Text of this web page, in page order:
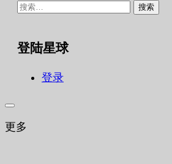
搜
登陆星球
登录
更多